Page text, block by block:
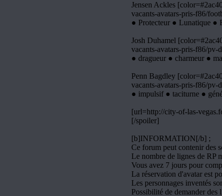
Jensen Ackles
vacants-avatars-pris-f86/
● Protecteur ● Lunatique ●
Josh Duhamel
vacants-avatars-pris-f86/
● dragueur ● charmeur ●
Penn Bagdley
vacants-avatars-pris-f86/
● impulsif ● taciturne ●
[url=http://city-of-las-
[/spoiler]
[b]INFORMATION[/b] ;
Ce forum peut contenir des
Le nombre de lignes de RP
Vous avez 7 jours pour
La réservation d'avatar est
Les personnages inventés
Possibilité de demander des